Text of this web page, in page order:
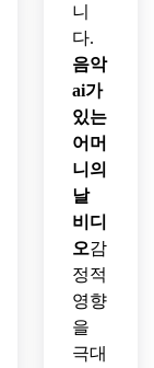
니
다.
음악
ai가
있는
어머
니의
날
비디
오감
정적
영향
을
극대